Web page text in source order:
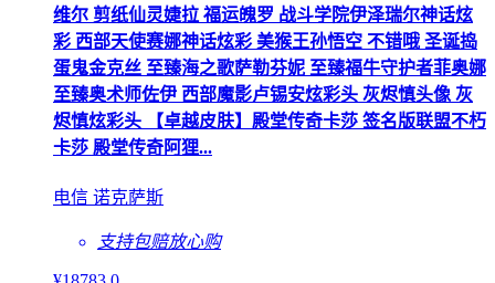
维尔 剪纸仙灵婕拉 福运魄罗 战斗学院伊泽瑞尔神话炫
彩 西部天使赛娜神话炫彩 美猴王孙悟空 不错哦 圣诞捣
蛋鬼金克丝 至臻海之歌萨勒芬妮 至臻福牛守护者菲奥娜
至臻奥术师佐伊 西部魔影卢锡安炫彩头 灰烬慎头像 灰
烬慎炫彩头 【卓越皮肤】殿堂传奇卡莎 签名版联盟不朽
卡莎 殿堂传奇阿狸...
电信 诺克萨斯
支持包赔放心购